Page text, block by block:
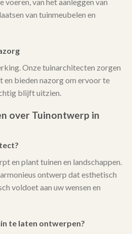
van tuinmeubelen en
Onze tuinarchitecten zorgen
bieden nazorg om ervoor te
blijft uitzien.
over Tuinontwerp in
en plant tuinen en landschappen.
ontwerp dat esthetisch
voldoet aan uw wensen en
te laten ontwerpen?